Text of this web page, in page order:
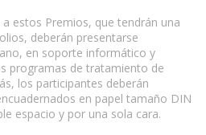
estos Premios, que tendrán una
deberán presentarse
en soporte informático y
programas de tratamiento de
los participantes deberán
en papel tamaño DIN
espacio y por una sola cara.